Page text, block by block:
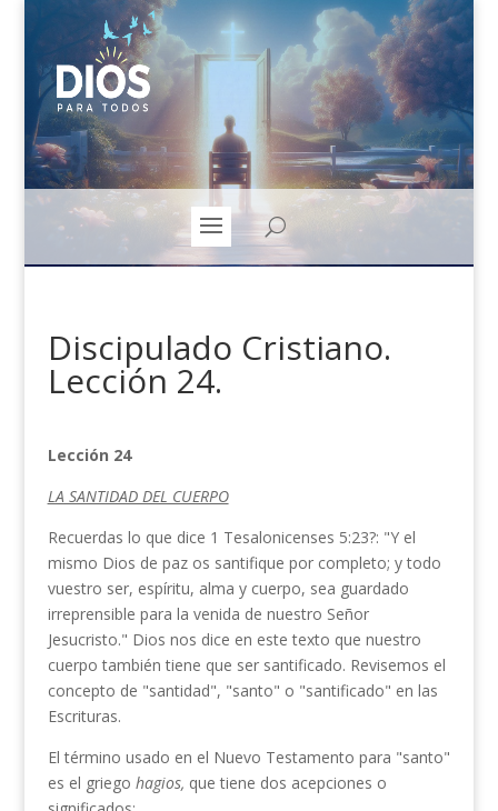
Discipulado Cristiano.
Lección 24.
Lección 24
LA SANTIDAD DEL CUERPO
Recuerdas lo que dice 1 Tesalonicenses 5:23?: "Y el
mismo Dios de paz os santifique por completo; y todo
vuestro ser, espíritu, alma y cuerpo, sea guardado
irreprensible para la venida de nuestro Señor
Jesucristo." Dios nos dice en este texto que nuestro
cuerpo también tiene que ser santificado. Revisemos el
concepto de "santidad", "santo" o "santificado" en las
Escrituras.
El término usado en el Nuevo Testamento para "santo"
es el griego hagios, que tiene dos acepciones o